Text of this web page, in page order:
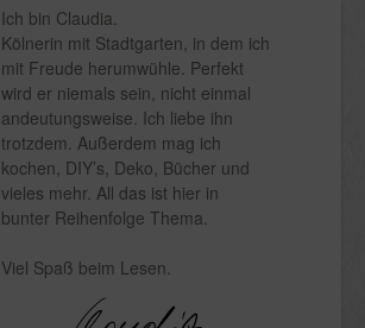
Ich bin Claudia.
Kölnerin mit Stadtgarten, in dem ich
mit Freude herumwühle. Perfekt
wird er niemals sein, nicht einmal
andeutungsweise. Ich liebe ihn
trotzdem. Außerdem mag ich
kochen, DIY’s, Deko, Bücher und
vieles mehr. All das ist hier in
bunter Reihenfolge Thema.
Viel Spaß beim Lesen.